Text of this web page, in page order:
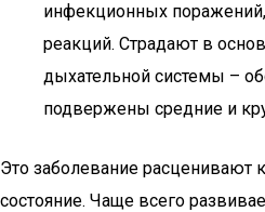
инфекционных поражений,
реакций. Страдают в
дыхательной системы –
подвержены средние и
Это заболевание расценивают
состояние. Чаще всего